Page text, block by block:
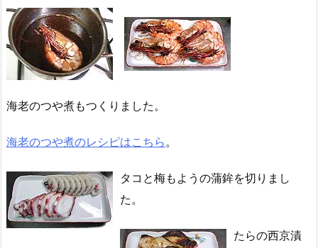
海老のつや煮もつくりました。
海老のつや煮のレシピはこちら 。
タコと梅もようの蒲鉾を切りまし
た。
たらの西京漬